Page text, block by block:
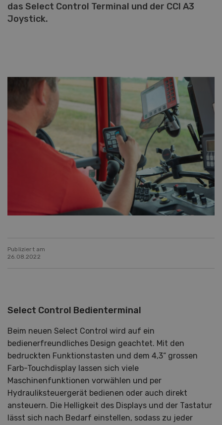
das Select Control Terminal und der CCI A3
Joystick.
Publiziert am
26.08.2022
Select Control Bedienterminal
Beim neuen Select Control wird auf ein
bedienerfreundliches Design geachtet. Mit den
bedruckten Funktionstasten und dem 4,3“ grossen
Farb-Touchdisplay lassen sich viele
Maschinenfunktionen vorwählen und per
Hydrauliksteuergerät bedienen oder auch direkt
ansteuern. Die Helligkeit des Displays und der Tastatur
lässt sich nach Bedarf einstellen, sodass zu jeder